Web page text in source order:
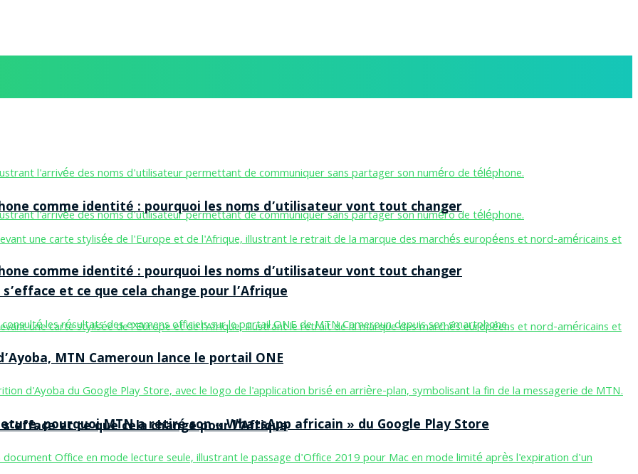
comme identité : pourquoi les noms d’utilisateur vont tout changer
et ce que cela change pour l’Afrique
comme identité : pourquoi les noms d’utilisateur vont tout changer
et ce que cela change pour l’Afrique
MTN Cameroun lance le portail ONE
pourquoi MTN a retiré son « WhatsApp africain » du Google Play Store